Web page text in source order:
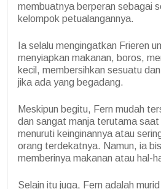
membuatnya berperan sebagai
kelompok petualangannya.
Ia selalu mengingatkan Frieren
menyiapkan makanan, boros,
kecil, membersihkan sesuatu
jika ada yang begadang.
Meskipun begitu, Fern mudah
dan sangat manja terutama saat
menuruti keinginannya atau
orang terdekatnya. Namun, ia
memberinya makanan atau hal-
Selain itu juga, Fern adalah